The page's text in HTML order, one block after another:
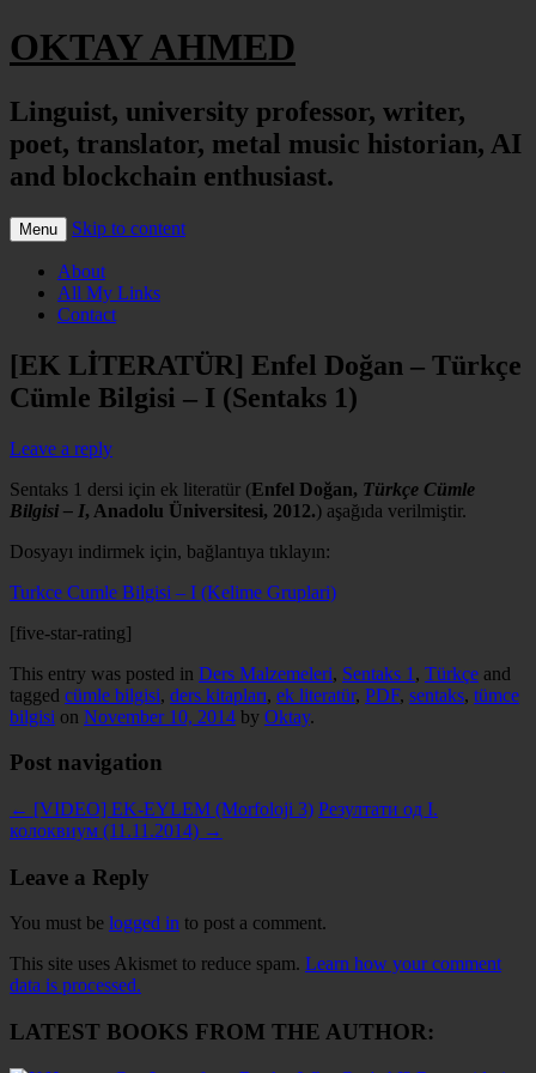
OKTAY AHMED
Linguist, university professor, writer,
poet, translator, metal music historian, AI
and blockchain enthusiast.
Menu Skip to content
About
All My Links
Contact
[EK LİTERATÜR] Enfel Doğan – Türkçe
Cümle Bilgisi – I (Sentaks 1)
Leave a reply
Sentaks 1 dersi için ek literatür (Enfel Doğan, Türkçe Cümle
Bilgisi – I, Anadolu Üniversitesi, 2012.) aşağıda verilmiştir.
Dosyayı indirmek için, bağlantıya tıklayın:
Turkce Cumle Bilgisi – I (Kelime Gruplari)
[five-star-rating]
This entry was posted in Ders Malzemeleri, Sentaks 1 , Türkçe and
tagged cümle bilgisi, ders kitapları, ek literatür, PDF, sentaks, tümce
bilgisi on November 10, 2014 by Oktay.
Post navigation
← [VIDEO] EK-EYLEM (Morfoloji 3) Резултати од I.
колоквиум (11.11.2014) →
Leave a Reply
You must be logged in to post a comment.
This site uses Akismet to reduce spam. Learn how your comment
data is processed.
LATEST BOOKS FROM THE AUTHOR: